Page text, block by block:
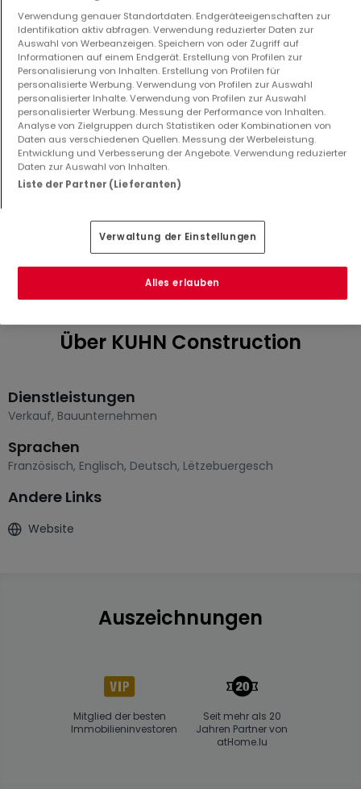
Wohnung
Luxembourg
1.575.021 €
3 113,61 m²
Wohnung
Luxembourg
Mehr Anzeigen ansehen
Über KUHN Construction
Dienstleistungen
Verkauf, Bauunternehmen
Sprachen
Französisch, Englisch, Deutsch, Lëtzebuergesch
Andere Links
Website
Auszeichnungen
Mitglied der besten
Immobilieninvestoren
Seit mehr als 20
Jahren Partner von
atHome.lu
Verwendung genauer Standortdaten. Endgeräteeigenschaften zur
Identifikation aktiv abfragen. Verwendung reduzierter Daten zur
Auswahl von Werbeanzeigen. Speichern von oder Zugriff auf
Informationen auf einem Endgerät. Erstellung von Profilen zur
Personalisierung von Inhalten. Erstellung von Profilen für
personalisierte Werbung. Verwendung von Profilen zur Auswahl
personalisierter Inhalte. Verwendung von Profilen zur Auswahl
personalisierter Werbung. Messung der Performance von Inhalten.
Analyse von Zielgruppen durch Statistiken oder Kombinationen von
Daten aus verschiedenen Quellen. Messung der Werbeleistung.
Entwicklung und Verbesserung der Angebote. Verwendung reduzierter
Daten zur Auswahl von Inhalten.
Liste der Partner (Lieferanten)
Verwaltung der Einstellungen
Alles erlauben